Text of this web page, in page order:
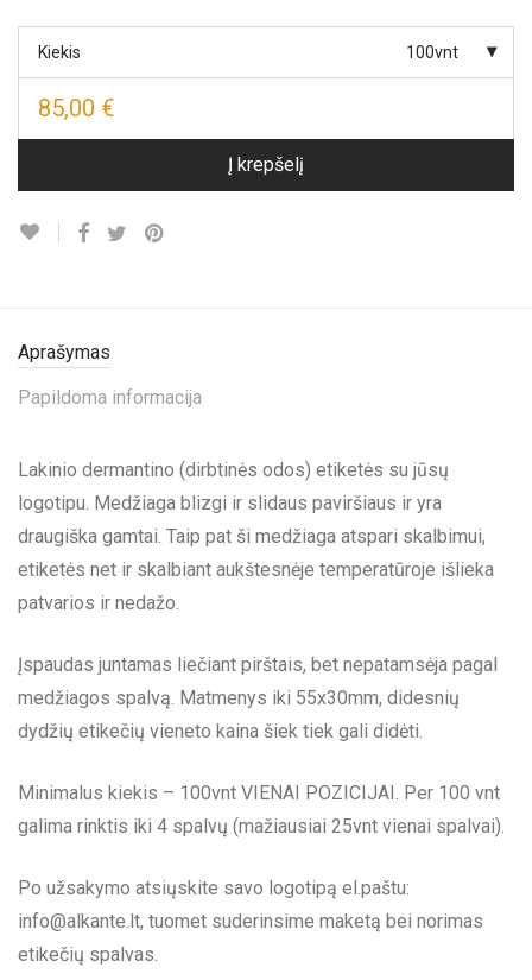
Kiekis 100vnt
85,00 €
Į krepšelį
Aprašymas
Papildoma informacija
Lakinio dermantino (dirbtinės odos) etiketės su jūsų
logotipu. Medžiaga blizgi ir slidaus paviršiaus ir yra
draugiška gamtai. Taip pat ši medžiaga atspari skalbimui,
etiketės net ir skalbiant aukštesnėje temperatūroje išlieka
patvarios ir nedažo.
Įspaudas juntamas liečiant pirštais, bet nepatamsėja pagal
medžiagos spalvą. Matmenys iki 55x30mm, didesnių
dydžių etikečių vieneto kaina šiek tiek gali didėti.
Minimalus kiekis – 100vnt VIENAI POZICIJAI. Per 100 vnt
galima rinktis iki 4 spalvų (mažiausiai 25vnt vienai spalvai).
Po užsakymo atsiųskite savo logotipą el.paštu:
info@alkante.lt, tuomet suderinsime maketą bei norimas
etikečių spalvas.